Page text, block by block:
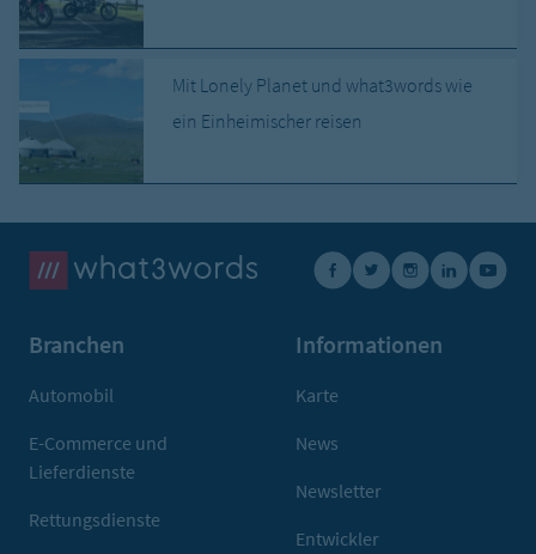
Mit Lonely Planet und what3words wie
ein Einheimischer reisen
Branchen
Automobil
E-Commerce und
Lieferdienste
Rettungsdienste
Informationen
Karte
News
Newsletter
Entwickler